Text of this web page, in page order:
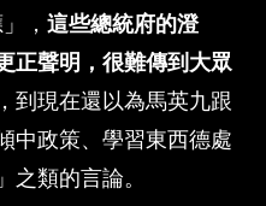
， 這些總統府的澄
正聲明，很難傳到大眾
到現在還以為馬英九跟
中政策、學習東西德處
類的言論。